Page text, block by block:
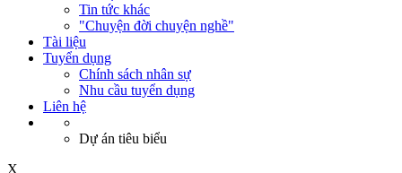
Tin tức khác
"Chuyện đời chuyện nghề"
Tài liệu
Tuyển dụng
Chính sách nhân sự
Nhu cầu tuyển dụng
Liên hệ
Dự án tiêu biểu
X